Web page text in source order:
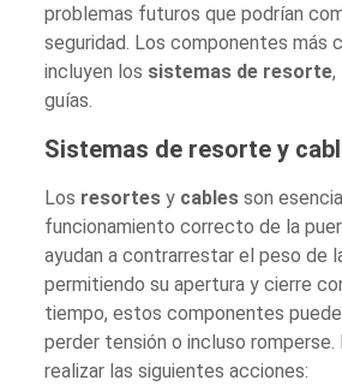
problemas futuros que podrían
seguridad. Los componentes más
incluyen los sistemas de resorte,
guías.
Sistemas de resorte y
Los resortes y cables son
funcionamiento correcto de la
ayudan a contrarrestar el peso de
permitiendo su apertura y cierre
tiempo, estos componentes
perder tensión o incluso romperse.
realizar las siguientes acciones: